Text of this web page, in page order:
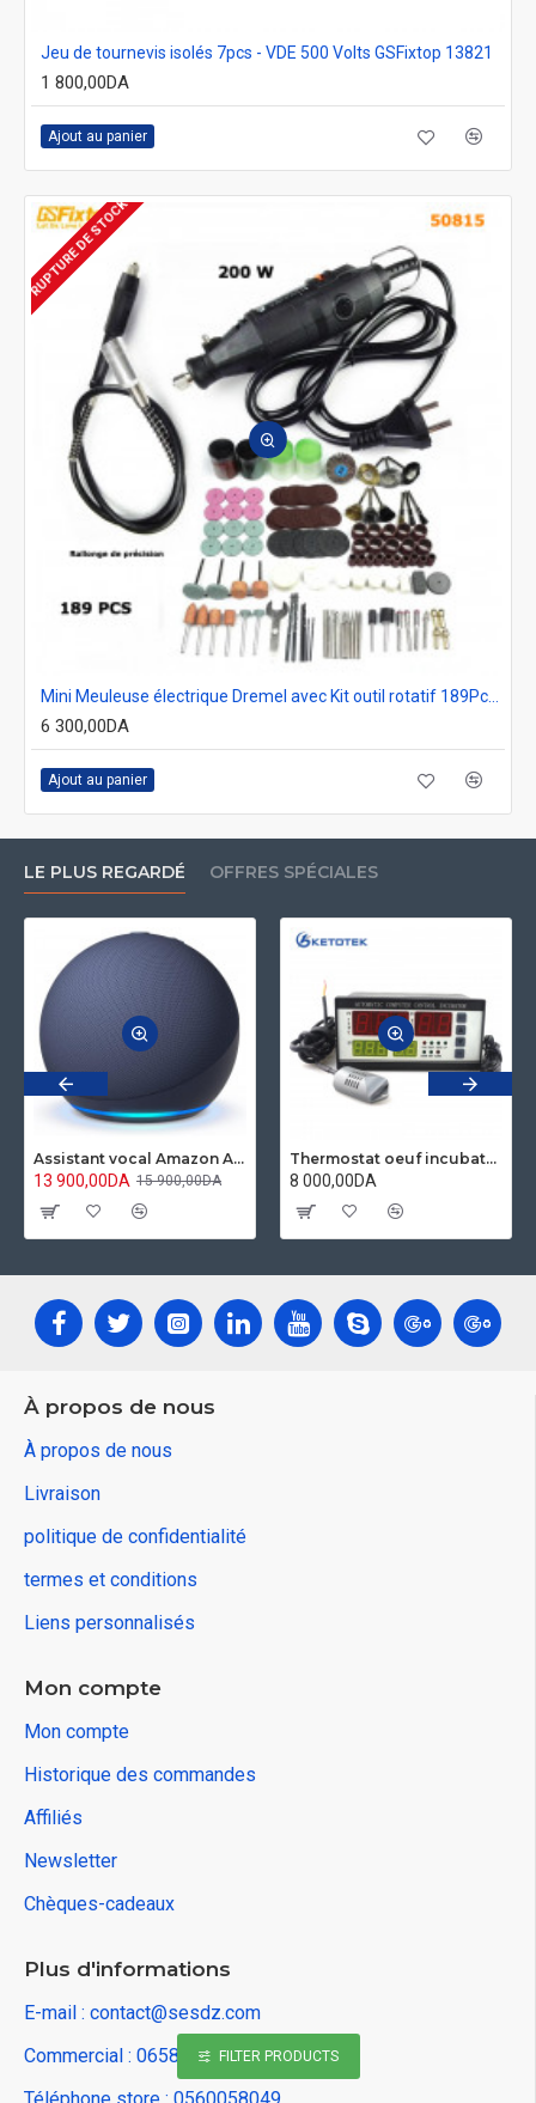
Jeu de tournevis isolés 7pcs - VDE 500 Volts GSFixtop 13821
1 800,00DA
Ajout au panier
RUPTURE DE STOCK
6 300,00DA
Ajout au panier
LE PLUS REGARDÉ OFFRES SPÉCIALES
Assistant vocal Amazon Alexa Echo Dot 5 Bleu marine
13 900,00DA 15 900,00DA
Thermostat oeuf incubateur contrôleur Hygrostat Ketotek XM18 entièrement automatique micro-ordinateur contrôle température humidité capteur
8 000,00DA
À propos de nous
À propos de nous
Livraison
politique de confidentialité
termes et conditions
Liens personnalisés
Mon compte
Mon compte
Historique des commandes
Affiliés
Newsletter
Chèques-cadeaux
Plus d'informations
E-mail : contact@sesdz.com
Commercial : 0658442363
Téléphone store : 0560058049
FILTER PRODUCTS